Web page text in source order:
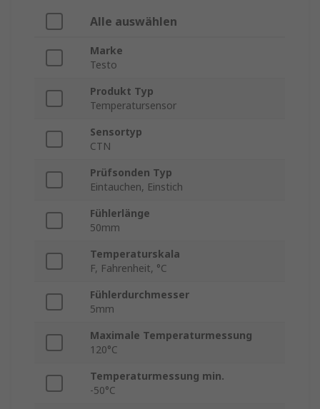
Alle auswählen
Marke
Testo
Produkt Typ
Temperatursensor
Sensortyp
CTN
Prüfsonden Typ
Eintauchen, Einstich
Fühlerlänge
50mm
Temperaturskala
F, Fahrenheit, °C
Fühlerdurchmesser
5mm
Maximale Temperaturmessung
120°C
Temperaturmessung min.
-50°C